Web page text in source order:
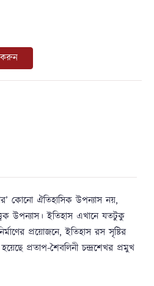
করুন
কোনো ঐতিহাসিক উপন্যাস নয়,
উপন্যাস। ইতিহাস এখানে যতটুকু
প্রয়োজনে, ইতিহাস রস সৃষ্টির
প্রতাপ-শৈবলিনী চন্দ্রশেখর প্রমুখ